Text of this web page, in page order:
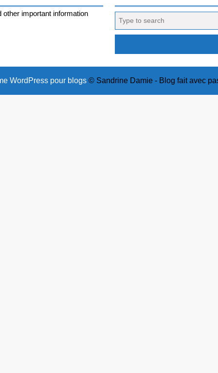
important information
for:
WordPress pour blogs© Sandrine Damie - Blog fait avec